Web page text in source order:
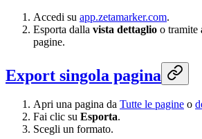
Accedi su app.zetamarker.com.
Esporta dalla vista dettaglio o tramite
pagine.
Export singola pagina
Apri una pagina da Tutte le pagine o
Fai clic su Esporta.
Scegli un formato.